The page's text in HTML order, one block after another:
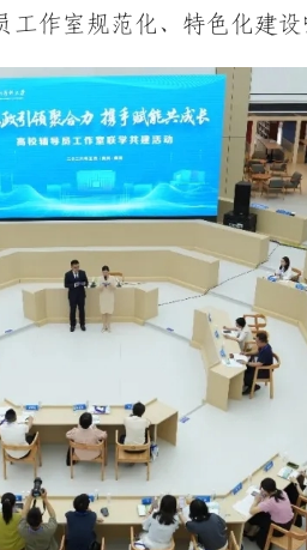
作室规范化、特色化建设